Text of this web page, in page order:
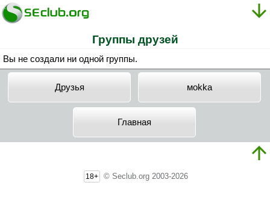
Группы друзей
Вы не создали ни одной группы.
Друзья мokka
Главная
18+ © Seclub.org 2003-2026